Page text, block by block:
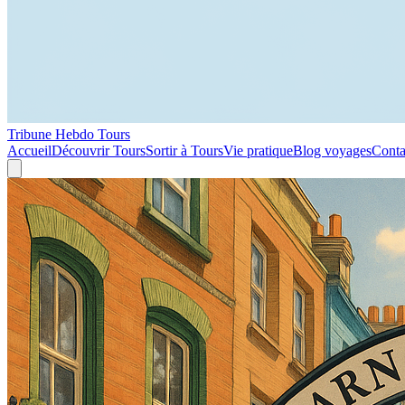
Tribune Hebdo Tours
AccueilDécouvrir ToursSortir à ToursVie pratiqueBlog voyages